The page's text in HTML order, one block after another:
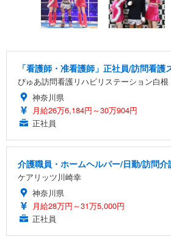
「看護師・准看護師」正社員/訪問看
ぴゅあ訪問看護リハビリステーション白根
神奈川県
月給26万6,184円～30万904円
正社員
介護職員・ホームヘルパー/日勤/訪問介
ケアリッツ川崎幸
神奈川県
月給28万円～31万5,000円
正社員